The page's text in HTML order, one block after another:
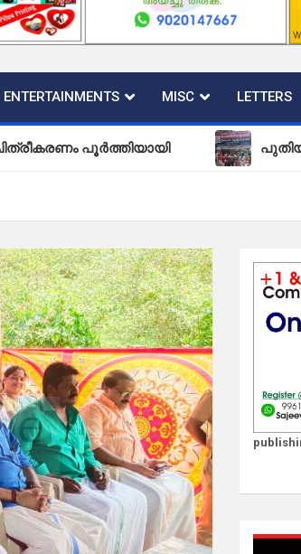
ENTERTAINMENTS MISC LETTERS
പൂർത്തിയായി പുതിയ